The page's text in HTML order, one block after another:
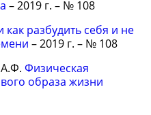
– 2019 г. – № 108
как разбудить себя и не
– 2019 г. – № 108
Физическая
образа жизни